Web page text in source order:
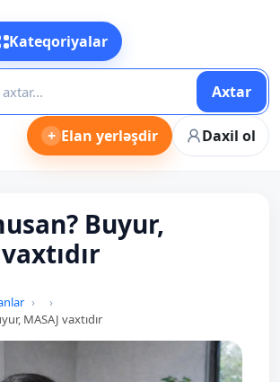
Kateqoriyalar
Axtar
+ Elan yerləşdir Daxil ol
Buyur,
MASAJ vaxtıdır